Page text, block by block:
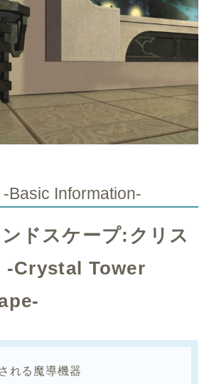
Basic Information-
ドスケープ:クリス
-Crystal Tower
れる魔導機器